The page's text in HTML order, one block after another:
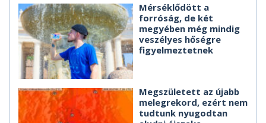
Mérséklődött a
forróság, de két
megyében még mindig
veszélyes hőségre
figyelmeztetnek
Megszületett az újabb
melegrekord, ezért nem
tudtunk nyugodtan